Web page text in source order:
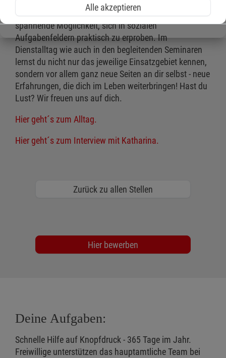
Ein Freiwilligendienst bei den Maltesern bietet die
spannende Möglichkeit, sich in sozialen
Aufgabenfeldern praktisch zu erproben. Im
Dienstalltag wie auch in den begleitenden Seminaren
lernst du nicht nur das jeweilige Einsatzgebiet kennen,
sondern vor allem ganz neue Seiten an dir selbst - neue
Erfahrungen, die dich im Leben weiterbringen! Hast du
Lust? Wir freuen uns auf dich.
Hier geht´s zum Alltag.
Hier geht´s zum Interview mit Katharina.
Zurück zu allen Stellen
Hier bewerben
Deine Aufgaben:
Schnelle Hilfe auf Knopfdruck - 365 Tage im Jahr.
Freiwillige unterstützen das hauptamtliche Team bei
Alle akzeptieren